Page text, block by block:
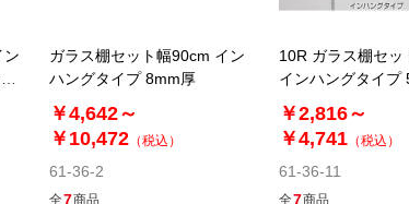
ン
ガラス棚セット幅90cm イン
ハングタイプ 8mm厚
￥4,642～
￥10,472 （税込）
61-36-2
全7商品
10R ガラス棚セッ
インハングタイプ
￥2,816～
￥4,741 （税込）
61-36-11
全7商品